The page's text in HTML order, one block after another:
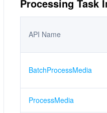
Processing Task
API Name
BatchProcessMedia
ProcessMedia